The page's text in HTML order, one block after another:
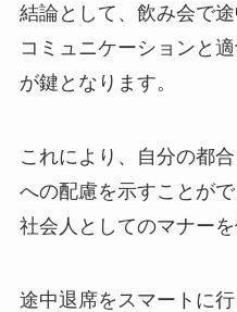
結論として、飲み会で
コミュニケーションと
が鍵となります。
これにより、自分の都
への配慮を示すことがで
社会人としてのマナー
途中退席をスマートに